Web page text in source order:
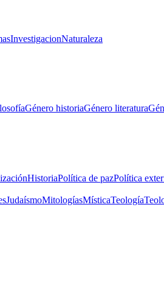
InvestigacionNaturaleza
Género historiaGénero literatura
HistoriaPolítica de pazPolítica
JudaísmoMitologíasMísticaTeología